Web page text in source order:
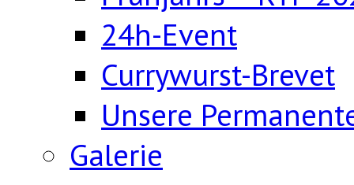
24h-Event
Currywurst-Brevet
Unsere
Galerie